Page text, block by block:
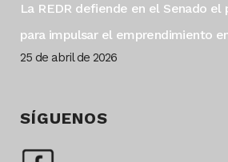
La REDR defiende en el Senado el
para impulsar el emprendimiento
25 de abril de 2026
SÍGUENOS